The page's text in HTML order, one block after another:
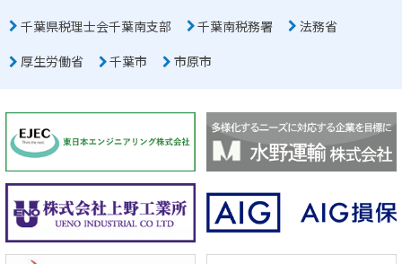
千葉県税理士会千葉南支部
千葉南税務署
法務省
厚生労働省
千葉市 市原市